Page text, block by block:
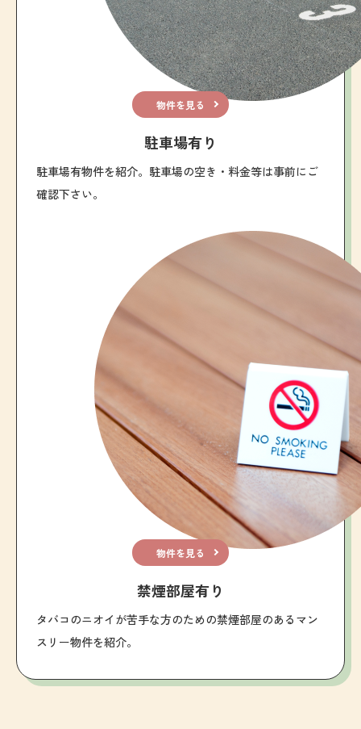
物件を見る
駐車場有り
駐車場有物件を紹介。駐車場の空き・料金等は事前にご
確認下さい。
物件を見る
禁煙部屋有り
タバコのニオイが苦手な方のための禁煙部屋のあるマン
スリー物件を紹介。